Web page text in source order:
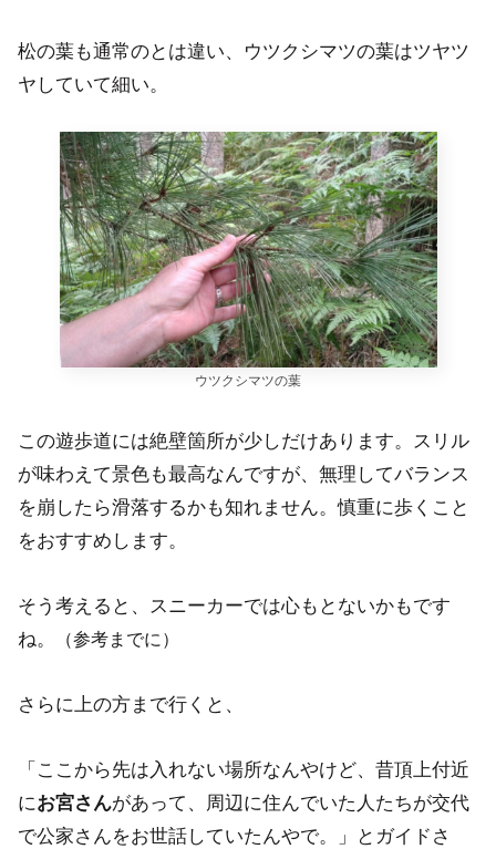
松の葉も通常のとは違い、ウツクシマツの葉はツヤツ
ヤしていて細い。
ウツクシマツの葉
この遊歩道には絶壁箇所が少しだけあります。スリル
が味わえて景色も最高なんですが、無理してバランス
を崩したら滑落するかも知れません。慎重に歩くこと
をおすすめします。
そう考えると、スニーカーでは心もとないかもです
ね。
（参考までに）
さらに上の方まで行くと、
「ここから先は入れない場所なんやけど、昔頂上付近
にお宮さんがあって、周辺に住んでいた人たちが交代
で公家さんをお世話していたんやで。」とガイドさ